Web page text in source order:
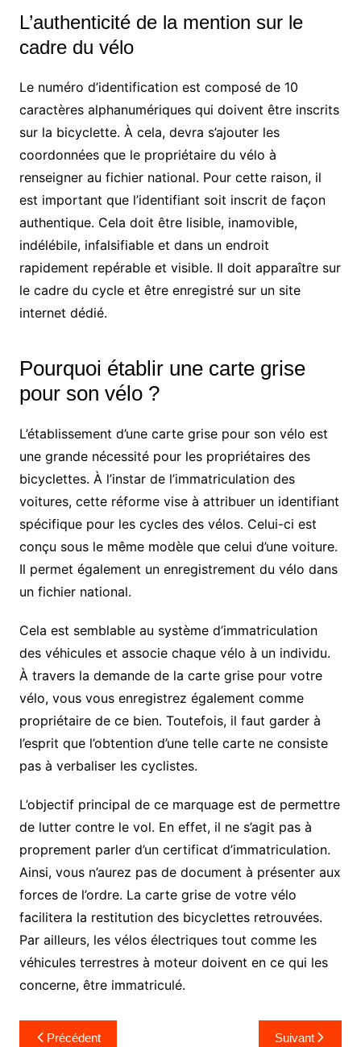
L’authenticité de la mention sur le
cadre du vélo
Le numéro d’identification est composé de 10
caractères alphanumériques qui doivent être inscrits
sur la bicyclette. À cela, devra s’ajouter les
coordonnées que le propriétaire du vélo à
renseigner au fichier national. Pour cette raison, il
est important que l’identifiant soit inscrit de façon
authentique. Cela doit être lisible, inamovible,
indélébile, infalsifiable et dans un endroit
rapidement repérable et visible. Il doit apparaître sur
le cadre du cycle et être enregistré sur un site
internet dédié.
Pourquoi établir une carte grise
pour son vélo ?
L’établissement d’une carte grise pour son vélo est
une grande nécessité pour les propriétaires des
bicyclettes. À l’instar de l’immatriculation des
voitures, cette réforme vise à attribuer un identifiant
spécifique pour les cycles des vélos. Celui-ci est
conçu sous le même modèle que celui d’une voiture.
Il permet également un enregistrement du vélo dans
un fichier national.
Cela est semblable au système d’immatriculation
des véhicules et associe chaque vélo à un individu.
À travers la demande de la carte grise pour votre
vélo, vous vous enregistrez également comme
propriétaire de ce bien. Toutefois, il faut garder à
l’esprit que l’obtention d’une telle carte ne consiste
pas à verbaliser les cyclistes.
L’objectif principal de ce marquage est de permettre
de lutter contre le vol. En effet, il ne s’agit pas à
proprement parler d’un certificat d’immatriculation.
Ainsi, vous n’aurez pas de document à présenter aux
forces de l’ordre. La carte grise de votre vélo
facilitera la restitution des bicyclettes retrouvées.
Par ailleurs, les vélos électriques tout comme les
véhicules terrestres à moteur doivent en ce qui les
concerne, être immatriculé.
Navigation
Précédent Suivant